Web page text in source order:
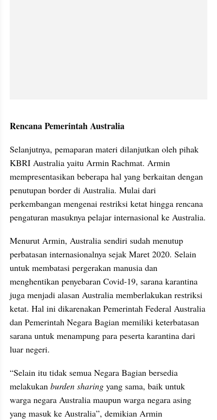
Rencana Pemerintah Australia
Selanjutnya, pemaparan materi dilanjutkan oleh pihak
KBRI Australia yaitu Armin Rachmat. Armin
mempresentasikan beberapa hal yang berkaitan dengan
penutupan border di Australia. Mulai dari
perkembangan mengenai restriksi ketat hingga rencana
pengaturan masuknya pelajar internasional ke Australia.
Menurut Armin, Australia sendiri sudah menutup
perbatasan internasionalnya sejak Maret 2020. Selain
untuk membatasi pergerakan manusia dan
menghentikan penyebaran Covid-19, sarana karantina
juga menjadi alasan Australia memberlakukan restriksi
ketat. Hal ini dikarenakan Pemerintah Federal Australia
dan Pemerintah Negara Bagian memiliki keterbatasan
sarana untuk menampung para peserta karantina dari
luar negeri.
“Selain itu tidak semua Negara Bagian bersedia
melakukan burden sharing yang sama, baik untuk
warga negara Australia maupun warga negara asing
yang masuk ke Australia”, demikian Armin